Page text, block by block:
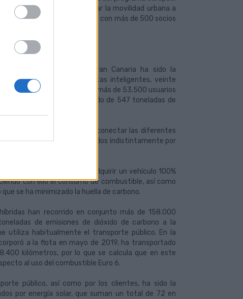
tiene como finalidad motivar la movilidad urbana a
y el medio ambiente. Cuenta con más de 500 socios
en Las Palmas de Gran Canaria ha sido la
que incluye 375 bicicletas inteligentes, veinte
la actualidad cuenta con más de 53.500 usuarios
un ahorro calculado de 547 toneladas de
y estaciones para conectar las diferentes
bici, que también son utilizados indistintamente por
Municipales ha podido adquirir un vehículo 100%
con ello el consumo de combustible, así como
se ha minimizado la huella de carbono.
han recorrido en conjunto más de 158.000
de emisiones de dióxido de carbono a la
utiliza habitualmente el transporte público. En la
a la flota en mayo de 2019, ha transportado
kilómetros, por lo que se calcula que en este
al uso del combustible Euro 6.
público, así como por los clientes, ha sido la
por energía solar, que suman un total de 72 en